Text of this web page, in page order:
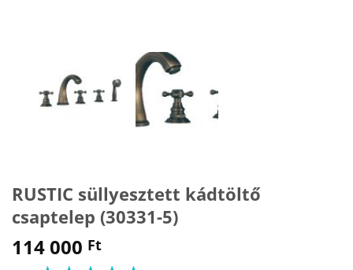
RUSTIC süllyesztett kádtöltő
csaptelep (30331-5)
114 000 Ft